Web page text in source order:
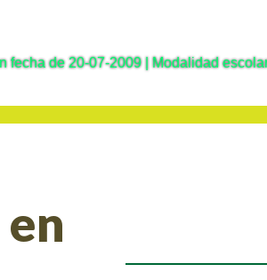
fecha de 20-07-2009 | Modalidad